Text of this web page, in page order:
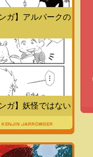
ガ】アルパークの
ガ】妖怪ではない